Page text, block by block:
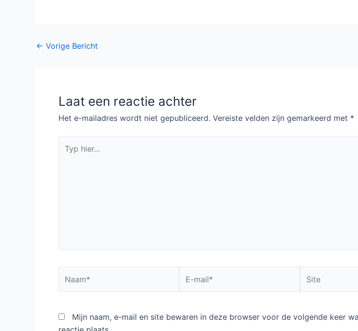
Bericht
← Vorige Bericht
Laat een reactie achter
Het e-mailadres wordt niet gepubliceerd. Vereiste velden zijn gemarkeerd met *
hier...
mail*
Mijn naam, e-mail en site bewaren in deze browser voor de volgende keer